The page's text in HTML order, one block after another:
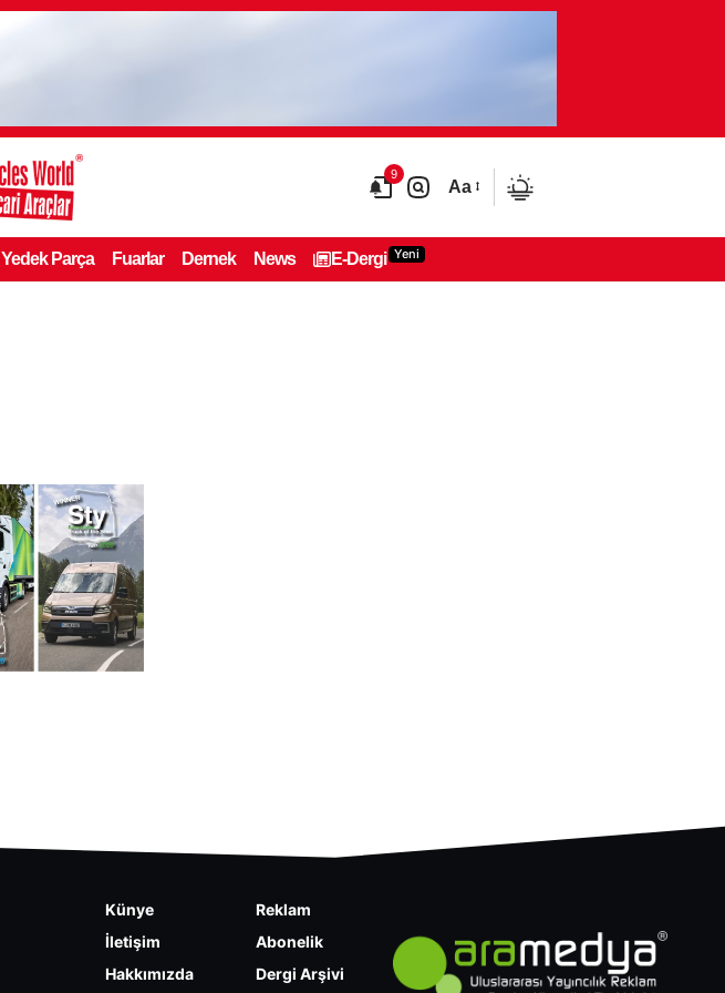
9
Aa
Yedek Parça Fuarlar Dernek News E-Dergi Yeni
Künye
İletişim
Hakkımızda
Reklam
Abonelik
Dergi Arşivi